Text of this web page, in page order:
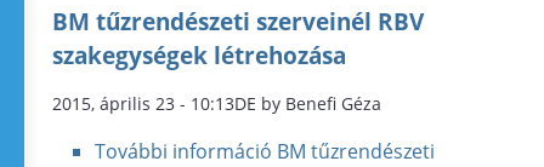
BM tűzrendészeti szerveinél RBV
szakegységek létrehozása
2015, április 23 - 10:13DE by Benefi Géza
További információ BM tűzrendészeti